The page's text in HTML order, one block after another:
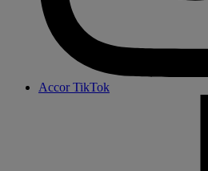
Accor TikTok